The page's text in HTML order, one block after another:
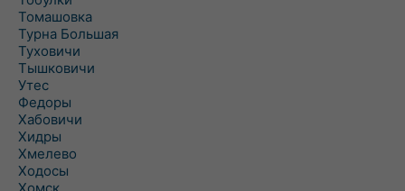
Томашовка
Турна Большая
Туховичи
Тышковичи
Утес
Федоры
Хабовичи
Хидры
Хмелево
Ходосы